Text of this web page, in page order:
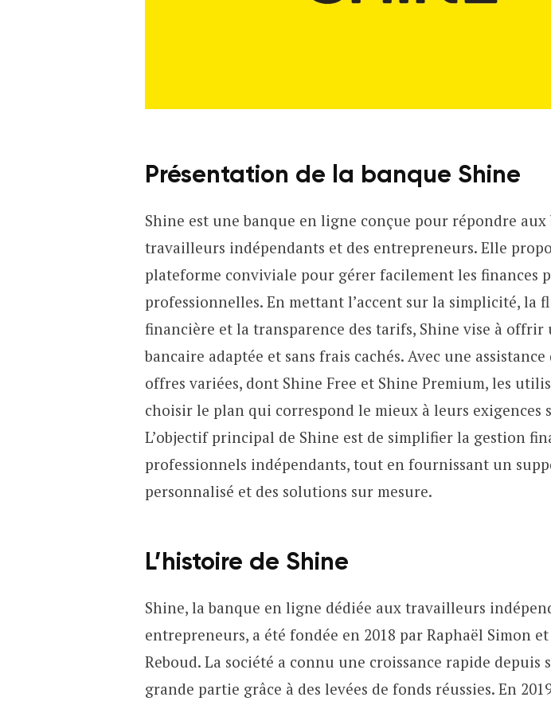
Présentation de la banque Shine
Shine est une banque en ligne conçue pour répondre aux
travailleurs indépendants et des entrepreneurs. Elle
plateforme conviviale pour gérer facilement les finances
professionnelles. En mettant l’accent sur la simplicité, la
financière et la transparence des tarifs, Shine vise à offrir
bancaire adaptée et sans frais cachés. Avec une assistance
offres variées, dont Shine Free et Shine Premium, les
choisir le plan qui correspond le mieux à leurs exigences
L’objectif principal de Shine est de simplifier la gestion
professionnels indépendants, tout en fournissant un
personnalisé et des solutions sur mesure.
L’histoire de Shine
Shine, la banque en ligne dédiée aux travailleurs
entrepreneurs, a été fondée en 2018 par Raphaël Simon
Reboud. La société a connu une croissance rapide depuis
grande partie grâce à des levées de fonds réussies. En